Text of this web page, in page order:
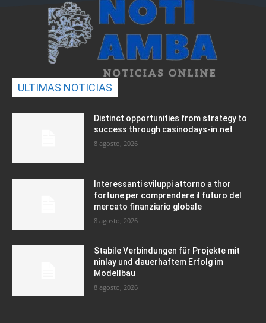
ULTIMAS NOTICIAS
Distinct opportunities from strategy to
success through casinodays-in.net
8 agosto, 2026
Interessanti sviluppi attorno a thor
fortune per comprendere il futuro del
mercato finanziario globale
8 agosto, 2026
Stabile Verbindungen für Projekte mit
ninlay und dauerhaftem Erfolg im
Modellbau
8 agosto, 2026